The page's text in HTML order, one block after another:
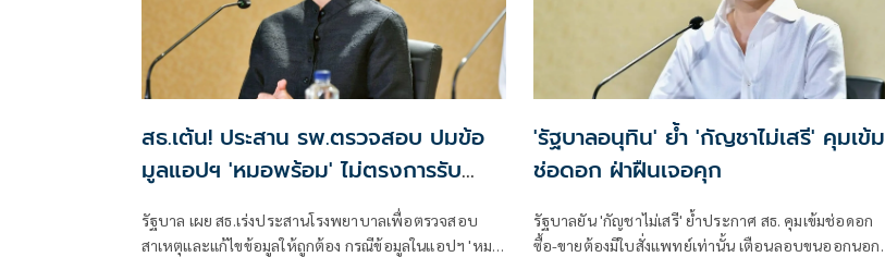
สธ.เต้น! ประสาน รพ.ตรวจสอบ ปมข้อ
มูลแอปฯ 'หมอพร้อม' ไม่ตรงการรับ
รัฐบาล เผย สธ.เร่งประสานโรงพยาบาลเพื่อตรวจสอบ
สาเหตุและแก้ไขข้อมูลให้ถูกต้อง กรณีข้อมูลในแอปฯ 'หมอ
'รัฐบาลอนุทิน' ย้ำ 'กัญชาไม่เสรี' คุมเข้ม
ช่อดอก ฝ่าฝืนเจอคุก
รัฐบาลยัน 'กัญชาไม่เสรี' ย้ำประกาศ สธ. คุมเข้มช่อดอก
ซื้อ-ขายต้องมีใบสั่งแพทย์เท่านั้น เตือนลอบขนออกนอก